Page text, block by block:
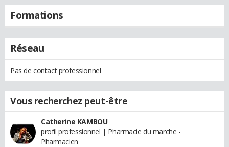
Formations
Réseau
Pas de contact professionnel
Vous recherchez peut-être
Catherine KAMBOU
profil professionnel | Pharmacie du marche -
Pharmacien